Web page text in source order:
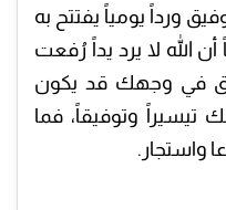
ورداً يومياً يفتتح به
الله لا يرد يداً رُفعت
في وجهك قد يكون
تيسيراً وتوفيقاً، فما
واستجار.